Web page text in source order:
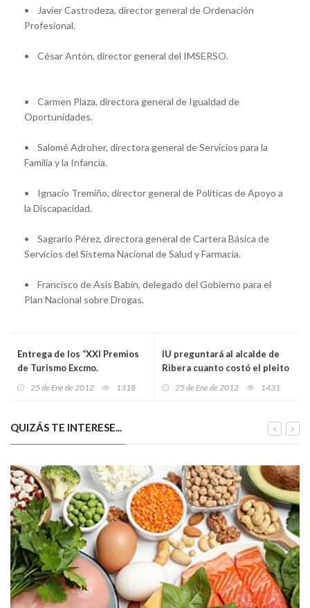
• Javier Castrodeza, director general de Ordenación
Profesional.
• César Antón, director general del IMSERSO.
• Carmen Plaza, directora general de Igualdad de
Oportunidades.
• Salomé Adroher, directora general de Servicios para la
Familia y la Infancia.
• Ignacio Tremiño, director general de Políticas de Apoyo a
la Discapacidad.
• Sagrario Pérez, directora general de Cartera Básica de
Servicios del Sistema Nacional de Salud y Farmacia.
• Francisco de Asís Babín, delegado del Gobierno para el
Plan Nacional sobre Drogas.
Entrega de los “XXI Premios
de Turismo Excmo.
25 de Ene de 2012 1318
IU preguntará al alcalde de
Ribera cuanto costó el pleito
25 de Ene de 2012 1431
QUIZÁS TE INTERESE...